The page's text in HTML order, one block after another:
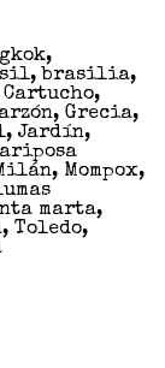
brasilia,
Grecia,
Jardín,
Mompox,
marta,
Toledo,